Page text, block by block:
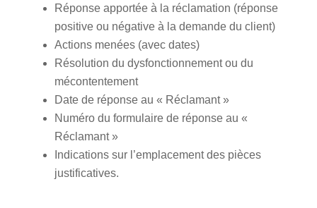
Réponse apportée à la réclamation (réponse
positive ou négative à la demande du client)
Actions menées (avec dates)
Résolution du dysfonctionnement ou du
mécontentement
Date de réponse au « Réclamant »
Numéro du formulaire de réponse au «
Réclamant »
Indications sur l’emplacement des pièces
justificatives.